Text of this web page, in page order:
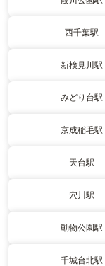
西千葉駅
新検見川駅
みどり台駅
京成稲毛駅
天台駅
穴川駅
動物公園駅
千城台北駅